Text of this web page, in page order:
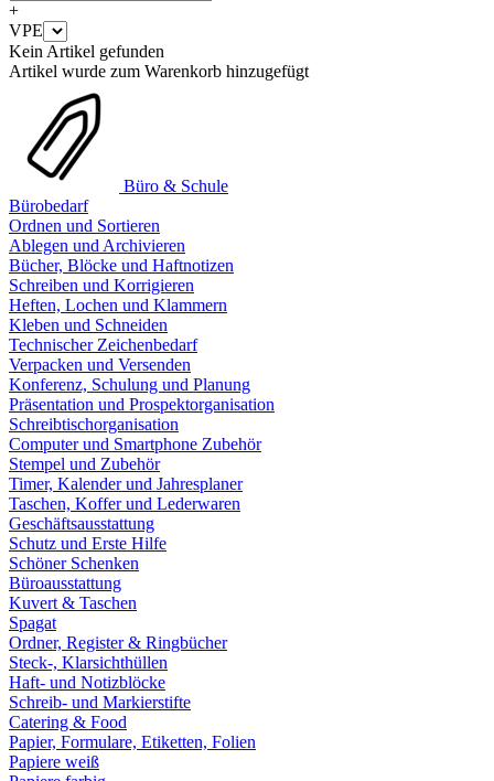
+
VPE
Kein Artikel gefunden
Artikel wurde zum Warenkorb hinzugefügt
Büro & Schule
Bürobedarf
Ordnen und Sortieren
Ablegen und Archivieren
Bücher, Blöcke und Haftnotizen
Schreiben und Korrigieren
Heften, Lochen und Klammern
Kleben und Schneiden
Technischer Zeichenbedarf
Verpacken und Versenden
Konferenz, Schulung und Planung
Präsentation und Prospektorganisation
Schreibtischorganisation
Computer und Smartphone Zubehör
Stempel und Zubehör
Timer, Kalender und Jahresplaner
Taschen, Koffer und Lederwaren
Geschäftsausstattung
Schutz und Erste Hilfe
Schöner Schenken
Büroausstattung
Kuvert & Taschen
Spagat
Ordner, Register & Ringbücher
Steck-, Klarsichthüllen
Haft- und Notizblöcke
Schreib- und Markierstifte
Catering & Food
Papier, Formulare, Etiketten, Folien
Papiere weiß